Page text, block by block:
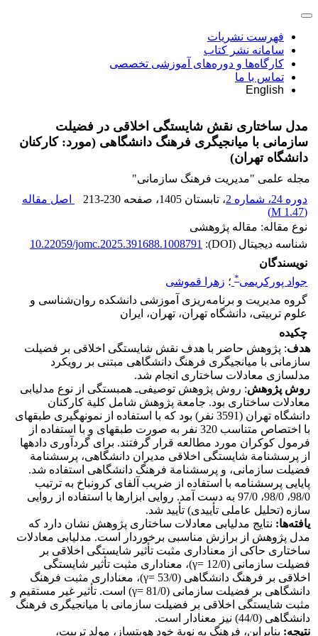
فهرست نشریات
سامانه نشر کتاب
کارگاه‌ها و دوره‌های آموزشی تخصصی
تماس با ما
English
مدل ساختاری نقش شایستگی اخلاقی در فضیلت
سازمانی با میانجیگری فرهنگ دانشگاهی (مورد: کارکنان
دانشگاه تهران)
مجله علمی "مدیریت فرهنگ سازمانی"
دوره 24، شماره 2
، تابستان 1405 ، صفحه 213-230
اصل مقاله
(
1.47 M
)
نوع مقاله: مقاله پژوهشی
شناسه دیجیتال (DOI):
10.22059/jomc.2025.391688.1008791
نویسندگان
جواد پورکریمی* ؛ زهرا قموشی
گروه مدیریت و برنامه‌ریزی آموزشی دانشکده روان‌شناسی و
علوم تربیتی، دانشگاه تهران، تهران، ایران
چکیده
هدف: پژوهش حاضر با هدف نقش شایستگی اخلاقی بر فضیلت
سازمانی با میانجیگری فرهنگ دانشگاهی مبتنی بر رویکرد
مدل‏سازی معادلات ساختاری انجام شد.
روش پژوهش: روش پژوهش توصیفی‌ـ همبستگی از نوع مدل‏یابی
معادلات ساختاری بود. جامعة پژوهش شامل کلیة کارکنان
دانشگاه تهران (3591 نفر) بود که با استفاده از نمونه‏گیری طبقه‏ای
با اختصاص متناسب 320 نفر به صورت طبقه‏ای و با استفاده از
فرمول کوکران مورد مطالعه قرار گرفتند. برای گردآوری داده‏ها
از پرسشنامة شایستگی اخلاقی مدیران دانشگاهی، پرسشنامة
فضیلت سازمانی، و پرسشنامة فرهنگ دانشگاهی استفاده شد.
پایایی پرسشنامه با استفاده از ضریب آلفای کرونباخ به ترتیب
98/0، 98/0، 97/0 به دست آمد. روایی ابزارها با استفاده از روایی
سازه (تحلیل عاملی تأییدی) تأیید شد.
یافته‌ها: نتایج مدل‏یابی معادلات ساختاری پژوهش نشان دارد که
مدل پژوهش از برازش مناسبی برخوردار است. مدل‏یابی معادلات
ساختاری حاکی از معناداری مثبت تأثیر شایستگی اخلاقی بر
فضیلت سازمانی (12/0 =γ)، معناداری مثبت تأثیر شایستگی
اخلاقی بر فرهنگ دانشگاهی (53/0 =γ)، معناداری مثبت فرهنگ
دانشگاهی بر فضیلت سازمانی (81/0 =γ) است. تأثیر غیر‌ مستقیم و
مثبت شایستگی اخلاقی بر فضیلت سازمانی با میانجیگری فرهنگ
دانشگاهی (44/0) نیز معنادار است.
نتیجه‌: بنابراین، فرهنگ به نوبة خود هویت‏ساز، مولد تربیت،